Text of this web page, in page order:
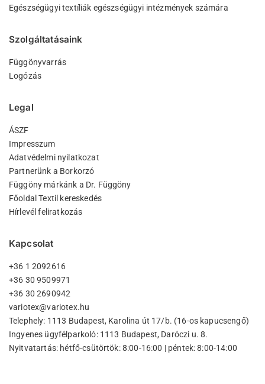
Egészségügyi textíliák egészségügyi intézmények számára
Szolgáltatásaink
Függönyvarrás
Logózás
Legal
ÁSZF
Impresszum
Adatvédelmi nyilatkozat
Partnerünk a Borkorzó
Függöny márkánk a Dr. Függöny
Főoldal Textil kereskedés
Hírlevél feliratkozás
Kapcsolat
+36 1 2092616
+36 30 9509971
+36 30 2690942
variotex@variotex.hu
Telephely: 1113 Budapest, Karolina út 17/b. (16-os kapucsengő)
Ingyenes ügyfélparkoló: 1113 Budapest, Daróczi u. 8.
Nyitvatartás: hétfő-csütörtök: 8:00-16:00 | péntek: 8:00-14:00